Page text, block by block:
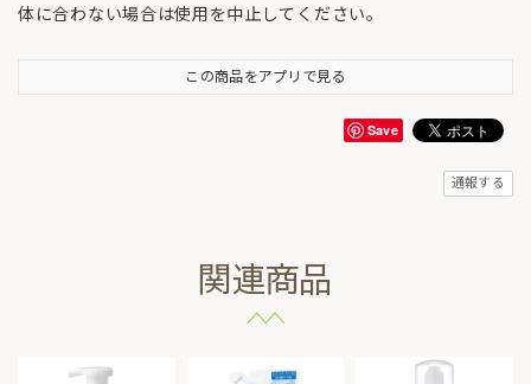
体に合わない場合は使用を中止してください。
この商品をアプリで見る
Save
通報する
関連商品